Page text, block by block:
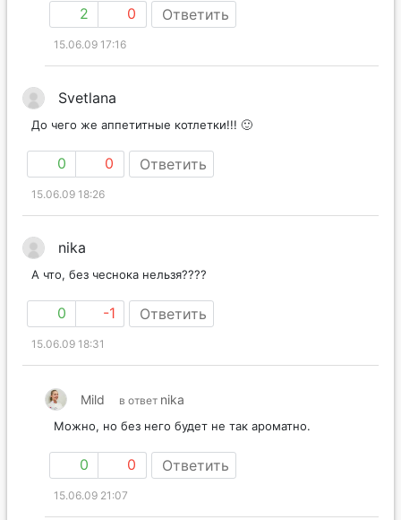
2 0 Ответить
15.06.09 17:16
Svetlana
До чего же аппетитные котлетки!!! 🙂
0 0 Ответить
15.06.09 18:26
nika
А что, без чеснока нельзя????
0 -1 Ответить
15.06.09 18:31
Mild в ответ nika
Можно, но без него будет не так ароматно.
0 0 Ответить
15.06.09 21:07